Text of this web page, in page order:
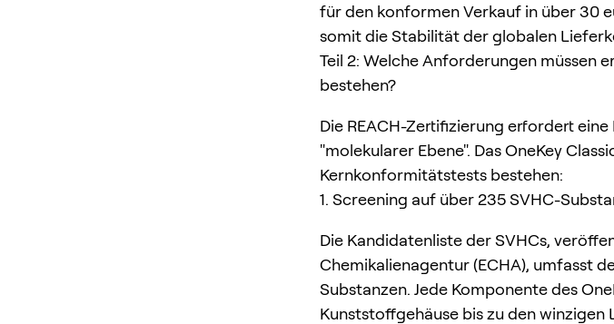
für den konformen Verkauf in über 30
somit die Stabilität der globalen
Teil 2: Welche Anforderungen müssen
bestehen?
Die REACH-Zertifizierung erfordert
"molekularer Ebene". Das OneKey
Kernkonformitätstests bestehen:
1. Screening auf über 235 SVHC-
Die Kandidatenliste der SVHCs,
Chemikalienagentur (ECHA), umfasst
Substanzen. Jede Komponente des
Kunststoffgehäuse bis zu den